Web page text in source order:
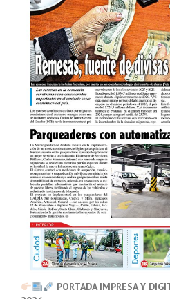
PORTADA IMPRESA Y